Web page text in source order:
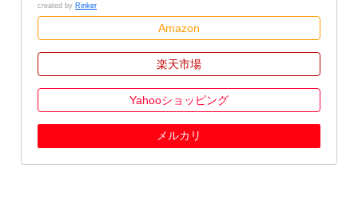
created by Rinker
Amazon
楽天市場
Yahooショッピング
メルカリ